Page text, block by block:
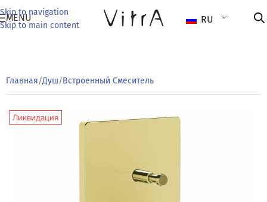
Skip to navigation
Skip to main content
MENU RU
Главная/Душ/Встроенный Смеситель
Ликвидация